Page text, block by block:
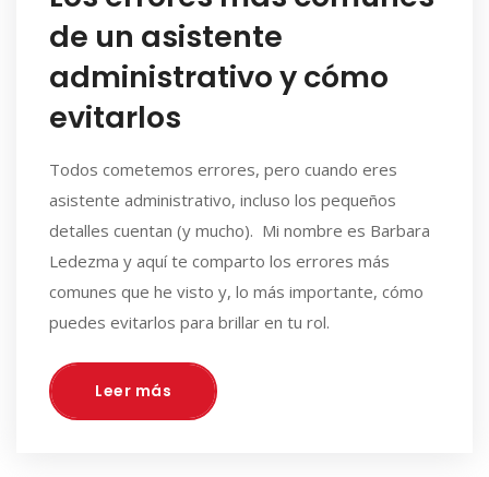
de un asistente
administrativo y cómo
evitarlos
Todos cometemos errores, pero cuando eres
asistente administrativo, incluso los pequeños
detalles cuentan (y mucho). Mi nombre es Barbara
Ledezma y aquí te comparto los errores más
comunes que he visto y, lo más importante, cómo
puedes evitarlos para brillar en tu rol.
Leer más